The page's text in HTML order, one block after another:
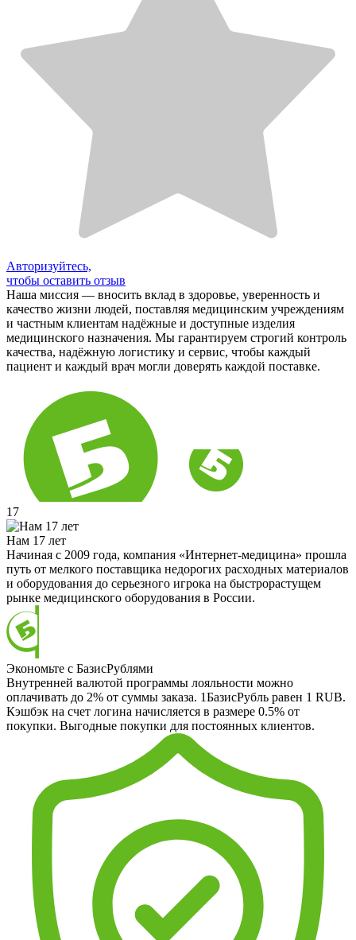
Авторизуйтесь,
чтобы оставить отзыв
Наша миссия — вносить вклад в здоровье, уверенность и
качество жизни людей, поставляя медицинским учреждениям
и частным клиентам надёжные и доступные изделия
медицинского назначения. Мы гарантируем строгий контроль
качества, надёжную логистику и сервис, чтобы каждый
пациент и каждый врач могли доверять каждой поставке.
17
Нам 17 лет
Начиная с 2009 года, компания «Интернет-медицина» прошла
путь от мелкого поставщика недорогих расходных материалов
и оборудования до серьезного игрока на быстрорастущем
рынке медицинского оборудования в России.
Экономьте с БазисРублями
Внутренней валютой программы лояльности можно
оплачивать до 2% от суммы заказа. 1БазисРубль равен 1 RUB.
Кэшбэк на счет логина начисляется в размере 0.5% от
покупки. Выгодные покупки для постоянных клиентов.